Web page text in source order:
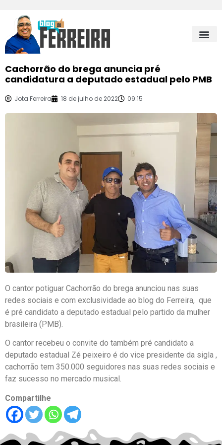
Cachorrão do brega anuncia pré
candidatura a deputado estadual pelo PMB
Jota Ferreira 18 de julho de 2022 09:15
O cantor potiguar Cachorrão do brega anunciou nas suas
redes sociais e com exclusividade ao blog do Ferreira, que
é pré candidato a deputado estadual pelo partido da mulher
brasileira (PMB).
O cantor recebeu o convite do também pré candidato a
deputado estadual Zé peixeiro é do vice presidente da sigla ,
cachorrão tem 350.000 seguidores nas suas redes sociais e
faz sucesso no mercado musical.
Compartilhe